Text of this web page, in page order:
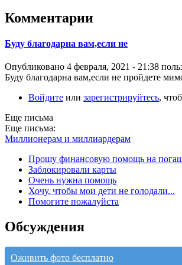
Комментарии
Буду благодарна вам,если не
Опубликовано 4 февраля, 2021 - 21:38
Буду благодарна вам,если не пройдете
Войдите или зарегистрируйтесь,
Еще письма
Еще письма:
Миллионерам и миллиардерам
Прошу финансовую помощь на
Заблокировали карты
Очень нужна помощь
Хочу, чтобы мои дети не голодали...
Помогите пожалуйста
Обсуждения
Оживить фото бесплатно